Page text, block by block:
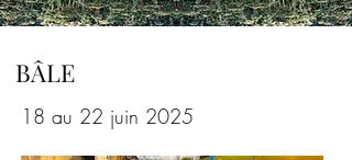
BÂLE
18 au 22 juin 2025